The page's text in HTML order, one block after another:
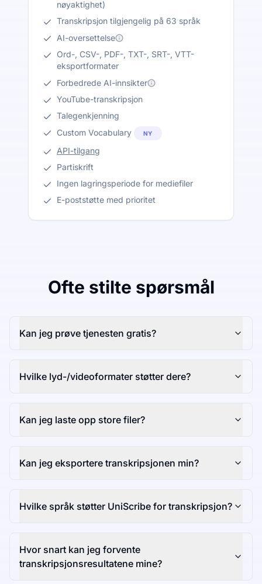
nøyaktighet)
Transkripsjon tilgjengelig på 63 språk
AI-oversettelse
Ord-, CSV-, PDF-, TXT-, SRT-, VTT-
eksportformater
Forbedrede AI-innsikter
YouTube-transkripsjon
Talegenkjenning
Custom Vocabulary
NY
API-tilgang
Partiskrift
Ingen lagringsperiode for mediefiler
E-poststøtte med prioritet
Ofte stilte spørsmål
Kan jeg prøve tjenesten gratis?
Hvilke lyd-/videoformater støtter dere?
Kan jeg laste opp store filer?
Kan jeg eksportere transkripsjonen min?
Hvilke språk støtter UniScribe for transkripsjon?
Hvor snart kan jeg forvente
transkripsjonsresultatene mine?